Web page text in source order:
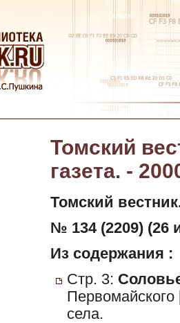
Томский
газета. -
Томский
№ 134 (2209) (26
Из содержания :
Стр. 3:
Первомайского
села.